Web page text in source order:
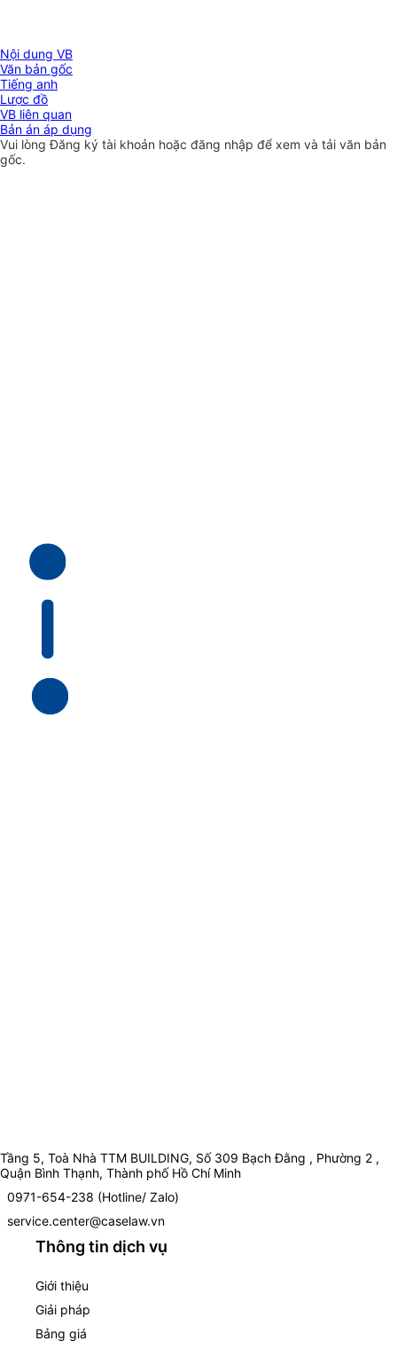
Nội dung VB
Văn bản gốc
Tiếng anh
Lược đồ
VB liên quan
Bản án áp dụng
Vui lòngĐăng ký tài khoản hoặc đăng nhập để xem và tải văn bản
gốc.
Tầng 5, Toà Nhà TTM BUILDING, Số 309 Bạch Đằng , Phường 2 ,
Quận Bình Thạnh, Thành phố Hồ Chí Minh
0971-654-238 (Hotline/ Zalo)
service.center@caselaw.vn
Thông tin dịch vụ
Giới thiệu
Giải pháp
Bảng giá